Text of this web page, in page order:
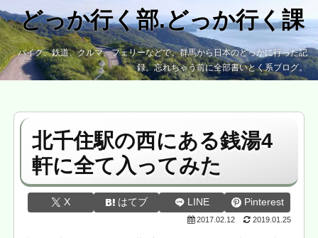
どっか行く部.どっか行く課
バイク、鉄道、クルマ、フェリーなどで、群馬から日本のどっかに行った記
録。忘れちゃう前に全部書いとく系ブログ。
北千住駅の西にある銭湯4
軒に全て入ってみた
X はてブ LINE Pinterest
2017.02.12 2019.01.25